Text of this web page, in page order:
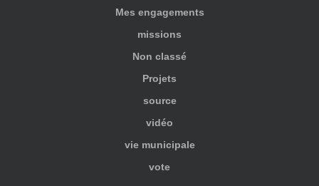
Mes engagements
missions
Non classé
Projets
source
vidéo
vie municipale
vote